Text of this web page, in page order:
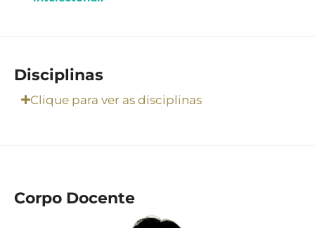
Disciplinas
Clique para ver as disciplinas
Corpo Docente